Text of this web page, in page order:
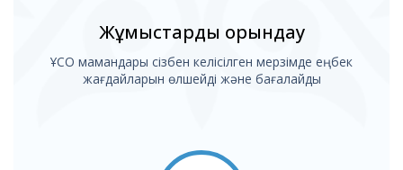
Жұмыстарды орындау
ҰCО мамандары сізбен келісілген мерзімде еңбек
жағдайларын өлшейді және бағалайды